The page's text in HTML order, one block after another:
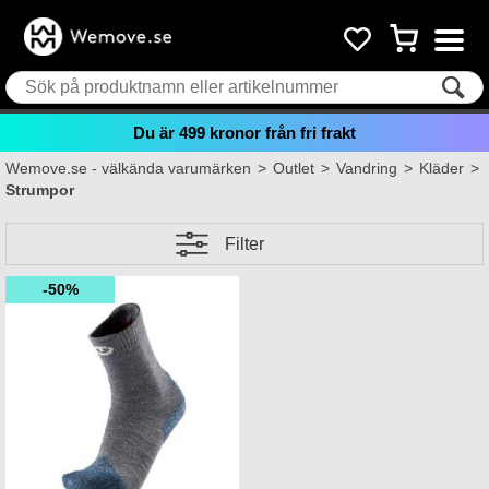
Du är 499 kronor från fri frakt
Wemove.se - välkända varumärken>Outlet>Vandring>Kläder>
Strumpor
Filter
50%